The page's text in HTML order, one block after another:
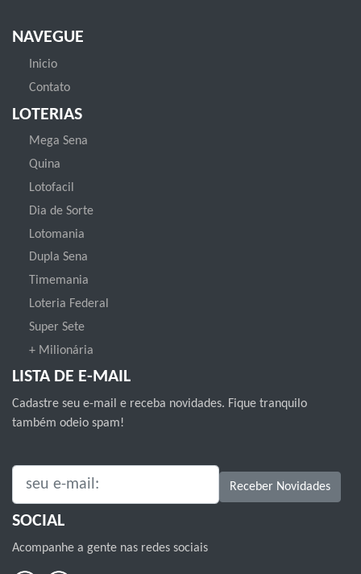
NAVEGUE
Inicio
Contato
LOTERIAS
Mega Sena
Quina
Lotofacil
Dia de Sorte
Lotomania
Dupla Sena
Timemania
Loteria Federal
Super Sete
+ Milionária
LISTA DE E-MAIL
Cadastre seu e-mail e receba novidades. Fique tranquilo
também odeio spam!
SEU E-MAIL: Receber Novidades
SOCIAL
Acompanhe a gente nas redes sociais